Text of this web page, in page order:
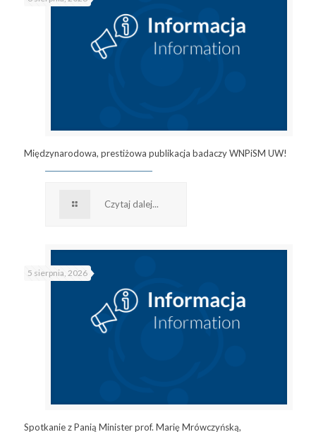
Międzynarodowa, prestiżowa publikacja badaczy WNPiSM UW!
Czytaj dalej...
5 sierpnia, 2026
Spotkanie z Panią Minister prof. Marię Mrówczyńską,